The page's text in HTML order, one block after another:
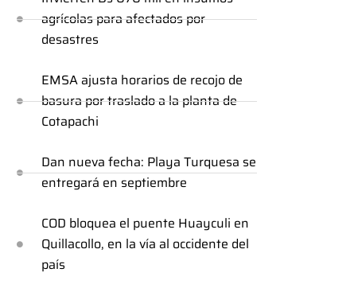
agrícolas para afectados por
desastres
EMSA ajusta horarios de recojo de
basura por traslado a la planta de
Cotapachi
Dan nueva fecha: Playa Turquesa se
entregará en septiembre
COD bloquea el puente Huayculi en
Quillacollo, en la vía al occidente del
país